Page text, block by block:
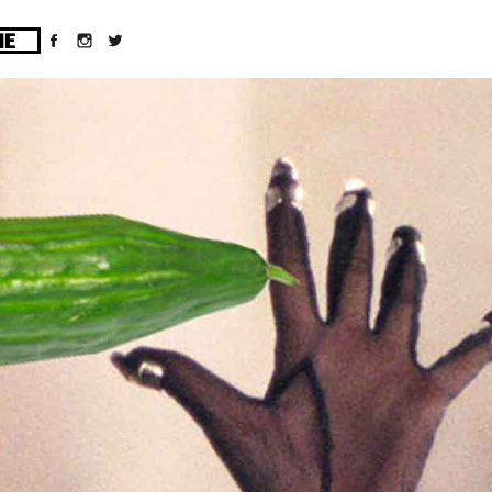
10/d43051023/htdocs/wordpress/wp-